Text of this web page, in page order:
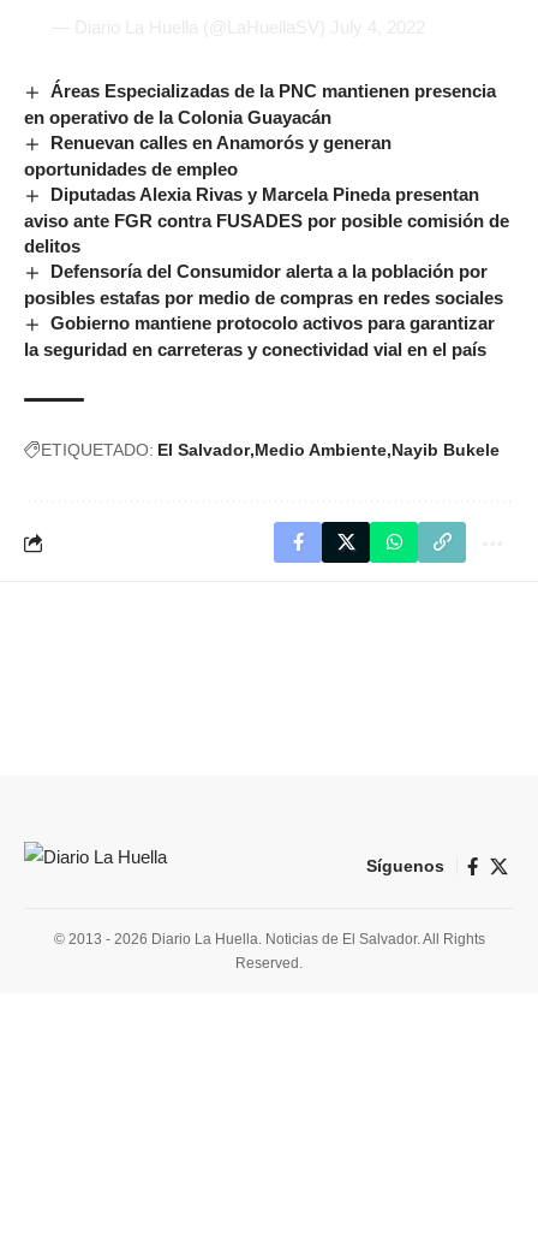
Áreas Especializadas de la PNC mantienen presencia
en operativo de la Colonia Guayacán
Renuevan calles en Anamorós y generan
oportunidades de empleo
Diputadas Alexia Rivas y Marcela Pineda presentan
aviso ante FGR contra FUSADES por posible comisión de
delitos
Defensoría del Consumidor alerta a la población por
posibles estafas por medio de compras en redes sociales
Gobierno mantiene protocolo activos para garantizar
la seguridad en carreteras y conectividad vial en el país
ETIQUETADO: El Salvador Medio Ambiente Nayib Bukele
Síguenos
© 2013 - 2026 Diario La Huella. Noticias de El Salvador. All Rights
Reserved.